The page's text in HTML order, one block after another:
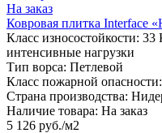
На заказ
Ковровая плитка Interface
Класс износостойкости: 33
интенсивные нагрузки
Тип ворса: Петлевой
Класс пожарной опасности:
Страна производства:
Наличие товара: На заказ
5 126 руб./м2